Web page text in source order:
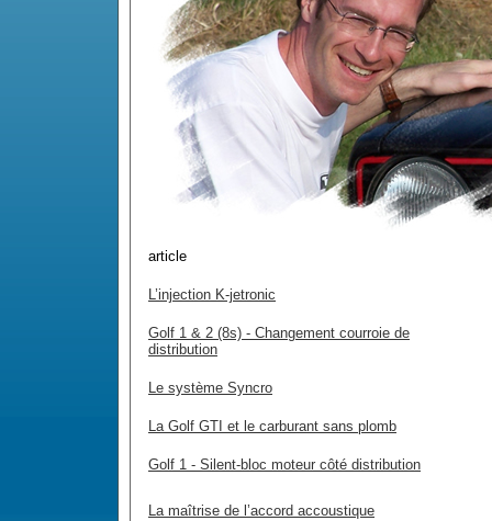
article
L’injection K-jetronic
Golf 1 & 2 (8s) - Changement courroie de
distribution
Le système Syncro
La Golf GTI et le carburant sans plomb
Golf 1 - Silent-bloc moteur côté distribution
La maîtrise de l’accord accoustique